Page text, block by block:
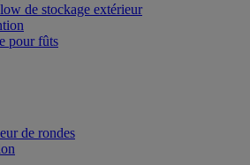
de stockage extérieur
pour fûts
de rondes